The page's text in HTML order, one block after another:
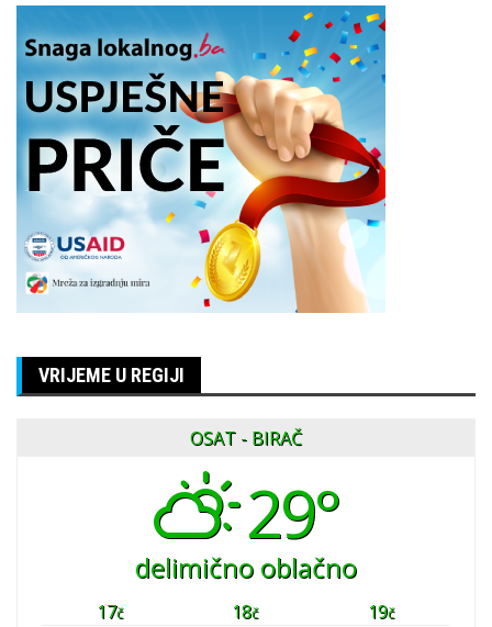
VRIJEME U REGIJI
OSAT - BIRAČ
29°
delimično oblačno
17č 18č 19č